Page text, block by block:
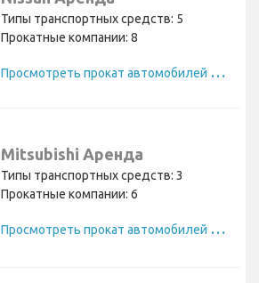
Типы транспортных средств: 5
Прокатные компании: 8
П
росмотреть прокат автомобилей Nissan
Mitsubishi Аренда
Типы транспортных средств: 3
Прокатные компании: 6
П
росмотреть прокат автомобилей Mitsubishi